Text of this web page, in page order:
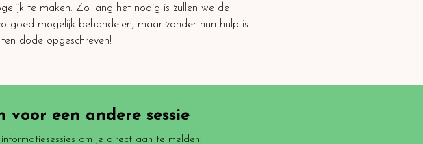
te maken. Zo lang het nodig is zullen we de
goed mogelijk behandelen, maar zonder hun hulp is
dode opgeschreven!
voor een andere sessie
om je direct aan te melden.